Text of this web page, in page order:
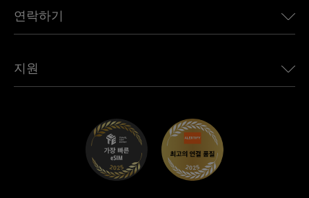
아프리카용 eSIM
모든 목적지 보기
Jeep용 Ubigi
Mini용 Ubigi
Maserati용 Ubigi
언론에 소개된 Ubigi
Ubigi 앱
연락하기
제휴 프로그램
지원